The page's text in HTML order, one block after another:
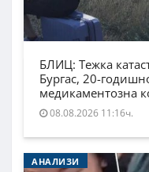
БЛИЦ: Тежка
Бургас, 20-
медикаментозна
08.08.2026 11:16ч.
АНАЛИЗИ